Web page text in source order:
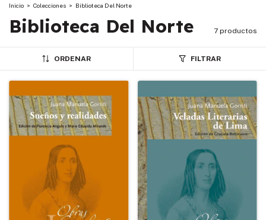
Inicio > Colecciones > Biblioteca Del Norte
Biblioteca Del Norte 7 productos
ORDENAR FILTRAR